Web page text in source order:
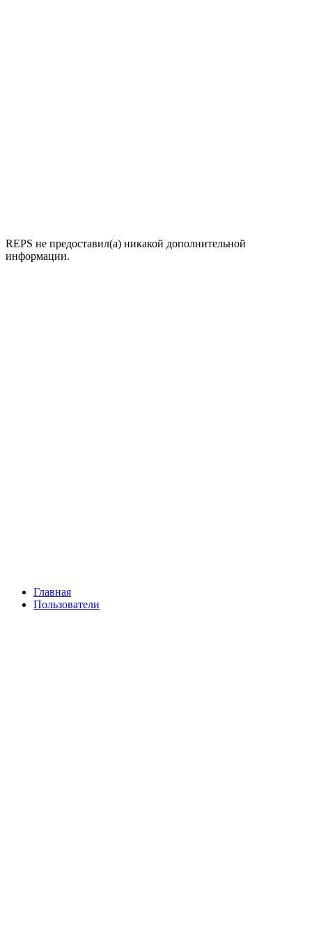
REPS не предоставил(а) никакой дополнительной
информации.
Главная
Пользователи